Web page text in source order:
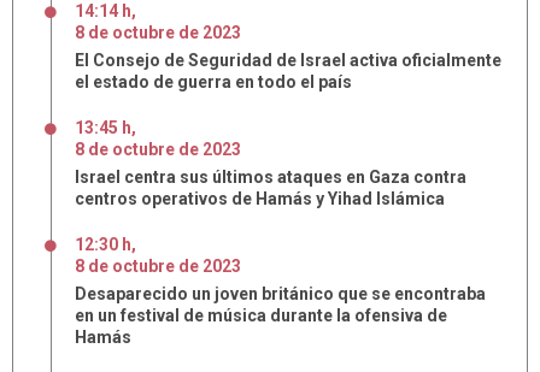
14:14 h,
8 de octubre de 2023
El Consejo de Seguridad de Israel activa oficialmente
el estado de guerra en todo el país
13:45 h,
8 de octubre de 2023
Israel centra sus últimos ataques en Gaza contra
centros operativos de Hamás y Yihad Islámica
12:30 h,
8 de octubre de 2023
Desaparecido un joven británico que se encontraba
en un festival de música durante la ofensiva de
Hamás